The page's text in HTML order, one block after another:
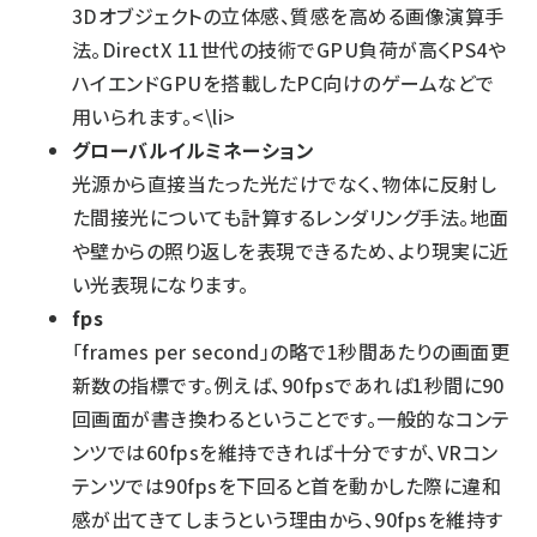
3Dオブジェクトの立体感、質感を高める画像演算手
法。DirectX 11世代の技術でGPU負荷が高くPS4や
ハイエンドGPUを搭載したPC向けのゲームなどで
用いられます。<\li>
グローバルイルミネーション
光源から直接当たった光だけでなく、物体に反射し
た間接光についても計算するレンダリング手法。地面
や壁からの照り返しを表現できるため、より現実に近
い光表現になります。
fps
「frames per second」の略で1秒間あたりの画面更
新数の指標です。例えば、90fpsであれば1秒間に90
回画面が書き換わるということです。一般的なコンテ
ンツでは60fpsを維持できれば十分ですが、VRコン
テンツでは90fpsを下回ると首を動かした際に違和
感が出てきてしまうという理由から、90fpsを維持す